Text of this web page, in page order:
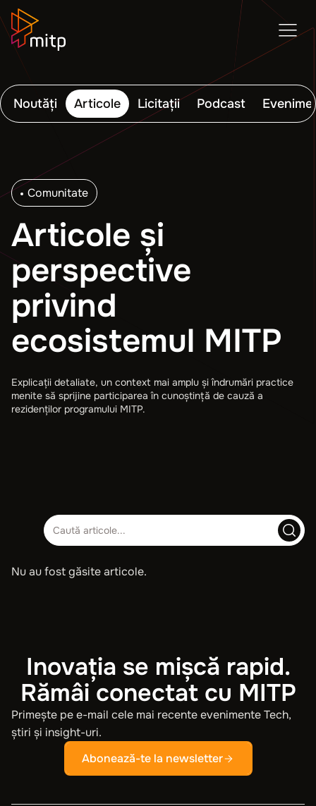
Noutăți Articole Licitații Podcast
Comunitate
Articole și
perspective
privind
ecosistemul MITP
Explicații detaliate, un context mai amplu și îndrumări practice
menite să sprijine participarea în cunoștință de cauză a
rezidenților programului MITP.
Nu au fost găsite articole.
Inovația se mișcă rapid.
Rămâi conectat cu MITP
Primește pe e-mail cele mai recente evenimente Tech,
știri și insight-uri.
Abonează-te la newsletter